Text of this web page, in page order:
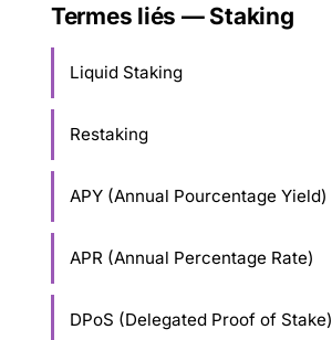
Termes liés — Staking
Liquid Staking
Restaking
APY (Annual Pourcentage Yield)
APR (Annual Percentage Rate)
DPoS (Delegated Proof of Stake)